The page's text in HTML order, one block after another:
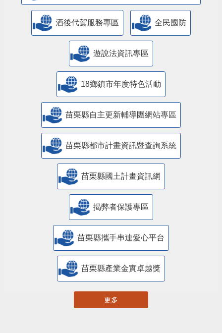
酒後代駕服務專區 全民國防
遊說法資訊專區
18鄉鎮市年度特色活動
苗栗縣自主更新輔導團網站專區
苗栗縣都市計畫資訊暨查詢系統
苗栗縣國土計畫資訊網
揭弊者保護專區
苗栗縣攜手串連愛心平台
苗栗縣產業金實卓越獎
更多